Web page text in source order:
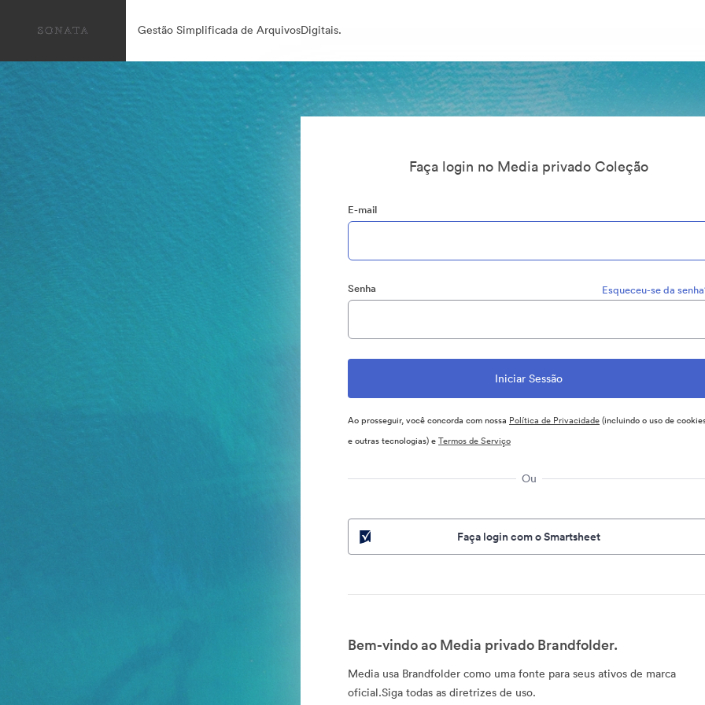
Gestão Simplificada de ArquivosDigitais.
Faça login no Media privado Coleção
E-mail
Senha Esqueceu-se da
Ao prosseguir, você concorda com nossa Política de Privacidade(incluindo o uso de
e outras tecnologias) eTermos de Serviço
Ou
Faça login com o Smartsheet
Bem-vindo ao Media privado Brandfolder.
Media usa Brandfolder como uma fonte para seus ativos de marca
oficial.Siga todas as diretrizes de uso.